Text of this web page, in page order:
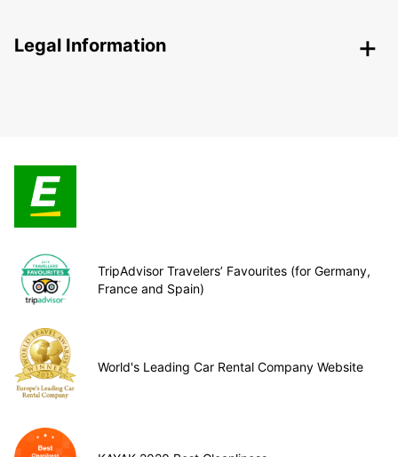
Legal Information
TripAdvisor Travelers’ Favourites (for Germany,
France and Spain)
World's Leading Car Rental Company Website